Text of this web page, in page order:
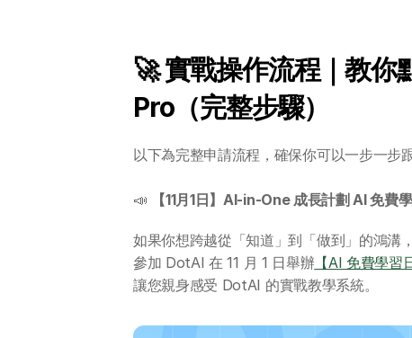
🚀 實戰操作流程｜教你
Pro（完整步驟）
以下為完整申請流程，確保你可以一步一步
📣 【11月1日】Al-in-One 成長計劃 AI 免費
如果你想跨越從「知道」到「做到」的鴻溝
參加 DotAI 在 11 月 1 日舉辦【AI 免費學習日
讓您親身感受 DotAI 的實戰教學系統。